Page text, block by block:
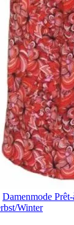
Damenmode
Winter